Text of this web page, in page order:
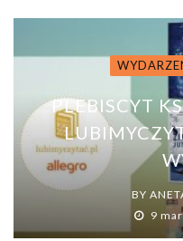
PLEBISCYT
BY
9